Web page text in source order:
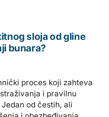
sloja od gline
bunara?
proces koji zahteva
i pravilnu
od čestih, ali